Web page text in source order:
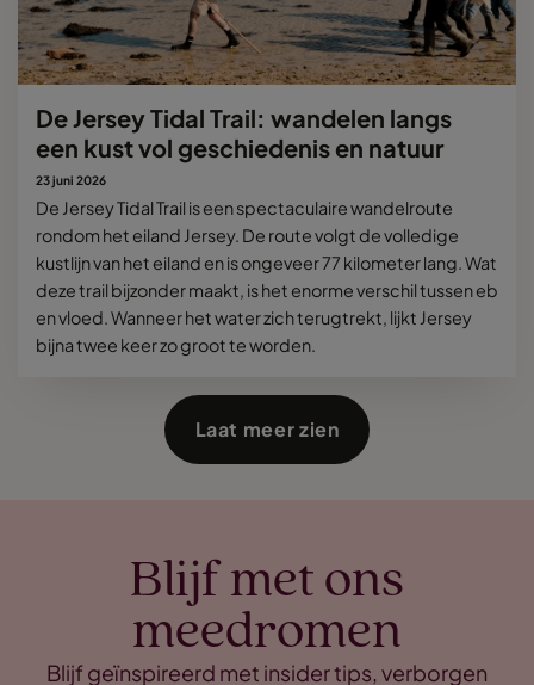
De Jersey Tidal Trail: wandelen langs
een kust vol geschiedenis en natuur
23 juni 2026
De Jersey Tidal Trail is een spectaculaire wandelroute
rondom het eiland Jersey. De route volgt de volledige
kustlijn van het eiland en is ongeveer 77 kilometer lang. Wat
deze trail bijzonder maakt, is het enorme verschil tussen eb
en vloed. Wanneer het water zich terugtrekt, lijkt Jersey
bijna twee keer zo groot te worden.
Laat meer zien
Blijf met ons
meedromen
Blijf geïnspireerd met insider tips, verborgen